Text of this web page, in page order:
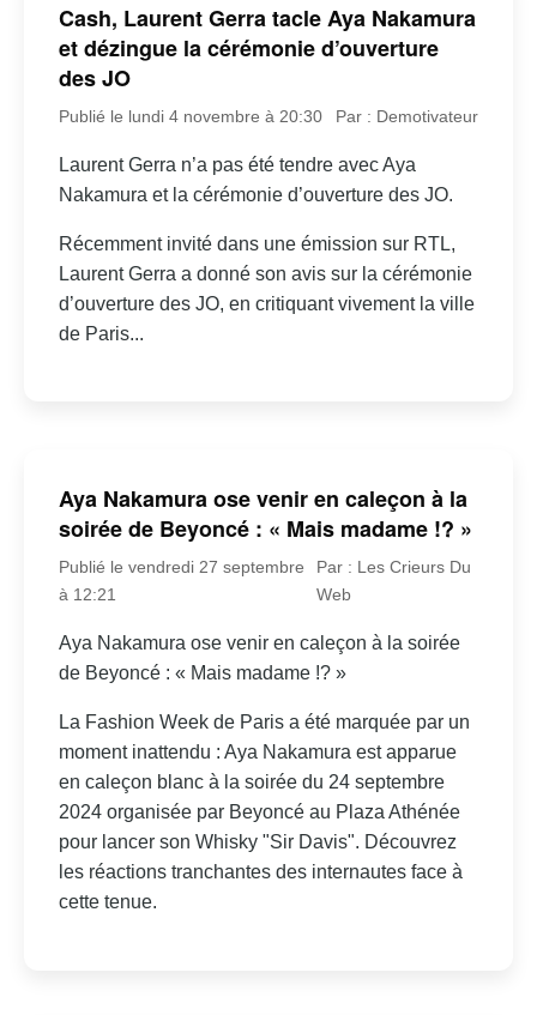
Cash, Laurent Gerra tacle Aya Nakamura
et dézingue la cérémonie d’ouverture
des JO
Publié le lundi 4 novembre à 20:30 Par : Demotivateur
Laurent Gerra n’a pas été tendre avec Aya
Nakamura et la cérémonie d’ouverture des JO.
Récemment invité dans une émission sur RTL,
Laurent Gerra a donné son avis sur la cérémonie
d’ouverture des JO, en critiquant vivement la ville
de Paris...
Aya Nakamura ose venir en caleçon à la
soirée de Beyoncé : « Mais madame !? »
Publié le vendredi 27 septembre
à 12:21
Par : Les Crieurs Du
Web
Aya Nakamura ose venir en caleçon à la soirée
de Beyoncé : « Mais madame !? »
La Fashion Week de Paris a été marquée par un
moment inattendu : Aya Nakamura est apparue
en caleçon blanc à la soirée du 24 septembre
2024 organisée par Beyoncé au Plaza Athénée
pour lancer son Whisky "Sir Davis". Découvrez
les réactions tranchantes des internautes face à
cette tenue.